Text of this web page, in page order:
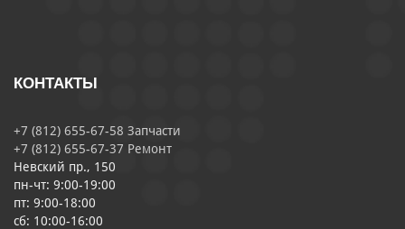
КОНТАКТЫ
+7 (812) 655-67-58 Запчасти
+7 (812) 655-67-37 Ремонт
Невский пр., 150
пн-чт: 9:00-19:00
пт: 9:00-18:00
сб: 10:00-16:00